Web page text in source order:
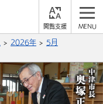
支
縮小
2026年
5月